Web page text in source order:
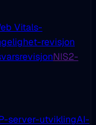
Vitals-
revisjon
NIS2-
server-utviklingAI-